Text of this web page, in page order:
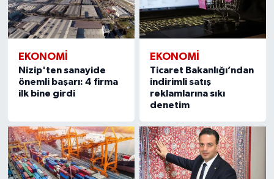
EKONOMI
Nizip'ten sanayide
önemli başarı: 4 firma
ilk bine girdi
EKONOMI
Ticaret Bakanlığı’ndan
indirimli satış
reklamlarına sıkı
denetim